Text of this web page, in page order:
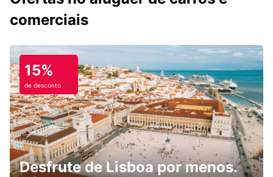
comerciais
15%
de desconto
Desfrute de Lisboa por menos.